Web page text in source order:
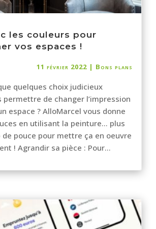
les couleurs pour
vos espaces !
11 février 2022| Bons plans
quelques choix judicieux
permettre de changer l’impression
espace ? AlloMarcel vous donne
en utilisant la peinture… plus
pouce pour mettre ça en oeuvre
! Agrandir sa pièce : Pour...